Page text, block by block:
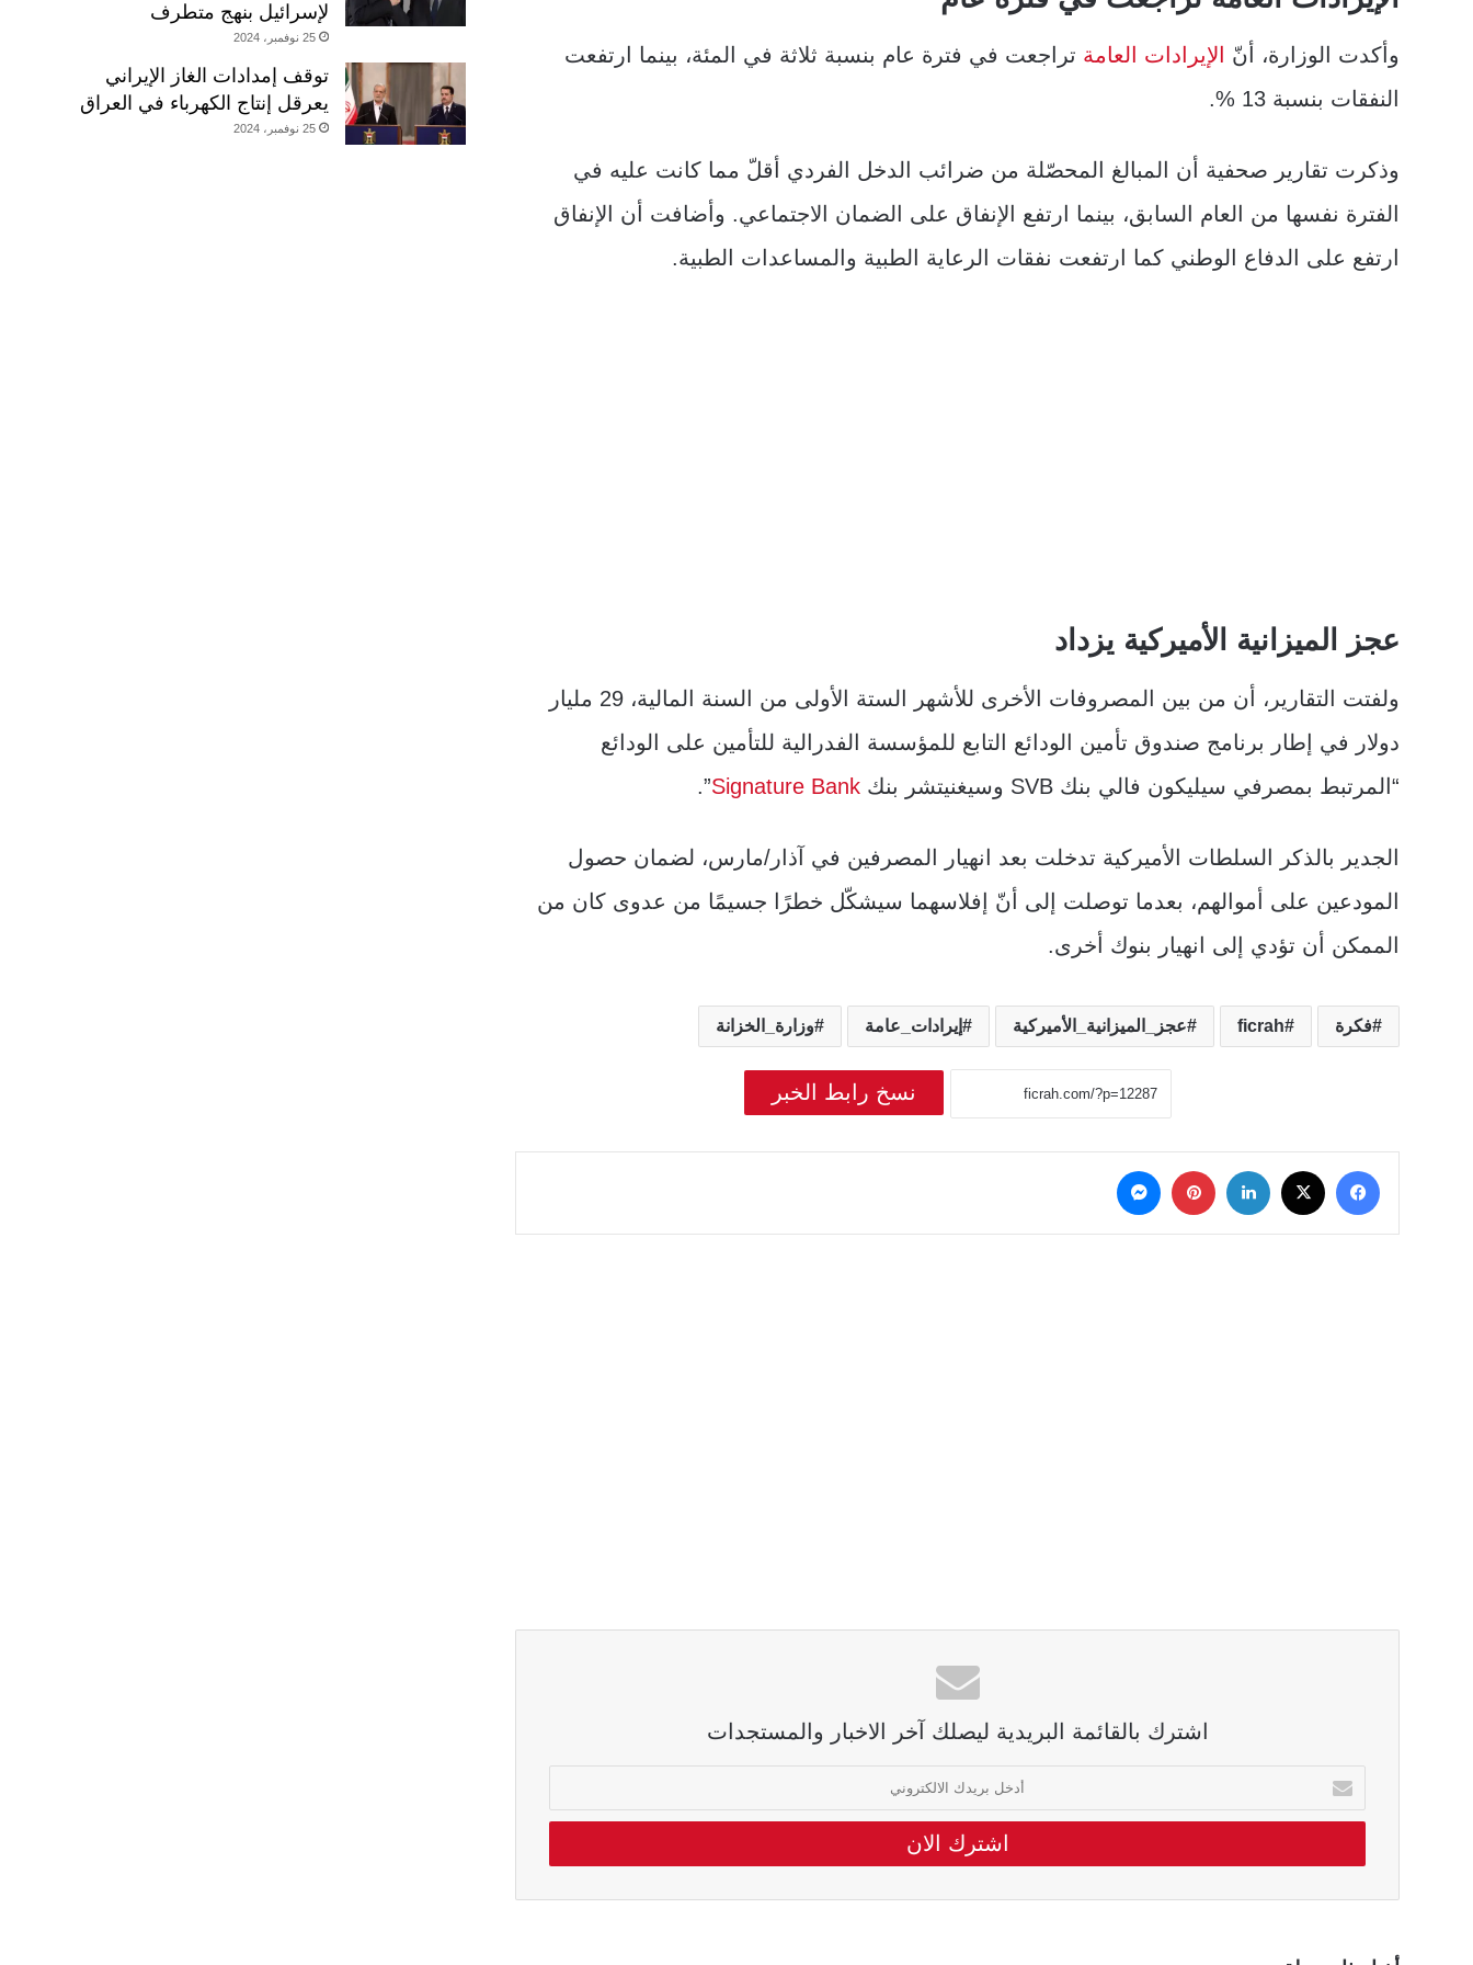
وأكدت الوزارة، أنّ الإيرادات العامة تراجعت في فترة عام بنسبة ثلاثة في المئة، بينما ارتفعت
النفقات بنسبة 13 %.
وذكرت تقارير صحفية أن المبالغ المحصّلة من ضرائب الدخل الفردي أقلّ مما كانت عليه في
الفترة نفسها من العام السابق، بينما ارتفع الإنفاق على الضمان الاجتماعي. وأضافت أن الإنفاق
ارتفع على الدفاع الوطني كما ارتفعت نفقات الرعاية الطبية والمساعدات الطبية.
عجز الميزانية الأميركية يزداد
ولفتت التقارير، أن من بين المصروفات الأخرى للأشهر الستة الأولى من السنة المالية، 29 مليار
دولار في إطار برنامج صندوق تأمين الودائع التابع للمؤسسة الفدرالية للتأمين على الودائع
“المرتبط بمصرفي سيليكون فالي بنك SVB وسيغنيتشر بنك
”.
الجدير بالذكر السلطات الأميركية تدخلت بعد انهيار المصرفين في آذار/مارس، لضمان حصول
المودعين على أموالهم، بعدما توصلت إلى أنّ إفلاسهما سيشكّل خطرًا جسيمًا من عدوى كان من
الممكن أن تؤدي إلى انهيار بنوك أخرى.
فكرة ficrah عجز_الميزانية_الأميركية إيرادات_عامة وزارة_الخزانة
نسخ رابط الخبر
فيسبوك لينكدإن بينتيريست
اشترك بالقائمة البريدية ليصلك آخر الاخبار والمستجدات
أدخل
بريدك
الالكتروني
لإسرائيل بنهج متطرف
25 نوفمبر، 2024
توقف إمدادات الغاز الإيراني
يعرقل إنتاج الكهرباء في العراق
25 نوفمبر، 2024